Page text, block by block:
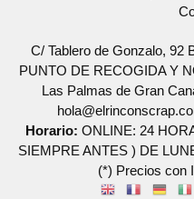
C/ Tablero de Gonzalo, 92
PUNTO DE RECOGIDA Y
Las Palmas de Gran
Horario: ONLINE: 24
SIEMPRE ANTES ) DE
(*) Precios con